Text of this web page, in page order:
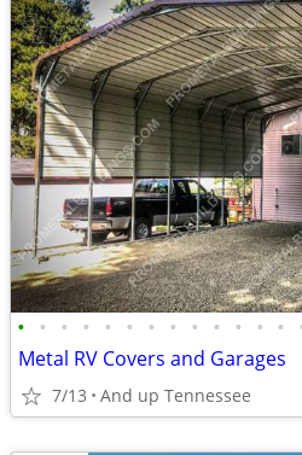
• • • • • • • • • • • • •
Metal RV Covers and Garages
7/13 And up Tennessee